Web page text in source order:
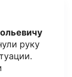
руку